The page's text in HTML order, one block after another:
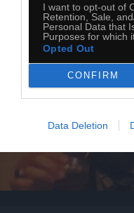
I want to opt-out of
Retention, Sale,
Personal Data that
Purposes for which
Opted Out
CONFIRM
Data Deletion